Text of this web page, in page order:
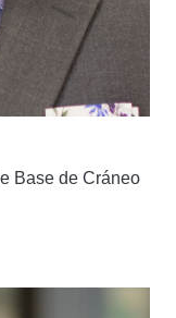
Base de Cráneo